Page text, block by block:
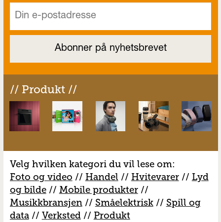
// Produkt //
Velg hvilken kategori du vil lese om:
Foto og video // Handel // Hvitevarer// Lyd
og bilde// Mobile produkter//
Musikkbransjen// Småelektrisk// Spill og
data// Verksted// Produkt